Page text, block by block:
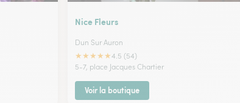
Nice Fleurs
Dun Sur Auron
★★★★★4.5 (54)
5-7, place Jacques Chartier
Voir la boutique